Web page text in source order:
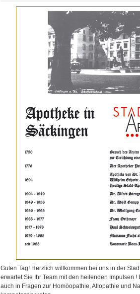
Guten Tag! Herzlich willkommen bei uns in der
erwartet Sie Ihr Team mit den heilenden Impulsen !
auch in Fragen zur Homöopathie, Allopathie und